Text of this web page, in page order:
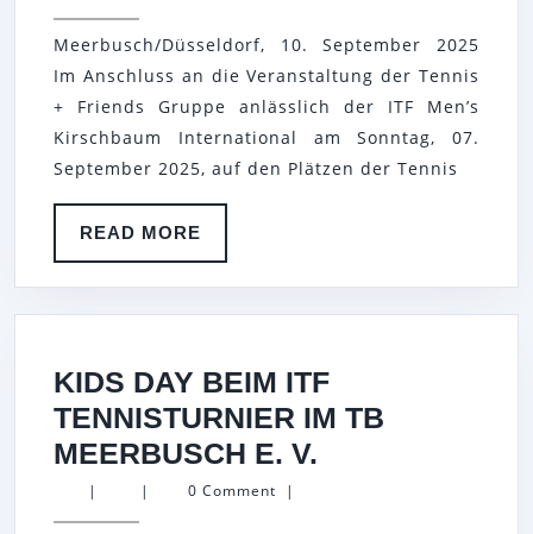
GRUPPE
BESUCHT
DEN
LANDTAG
Meerbusch/Düsseldorf, 10. September 2025
Im Anschluss an die Veranstaltung der Tennis
+ Friends Gruppe anlässlich der ITF Men’s
Kirschbaum International am Sonntag, 07.
September 2025, auf den Plätzen der Tennis
READ MORE
MORE
KIDS DAY BEIM ITF
TENNISTURNIER IM TB
MEERBUSCH E. V.
| | 0 Comment |